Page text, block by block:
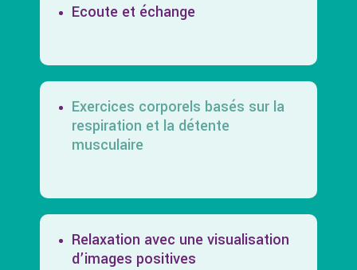
Ecoute et échange
Exercices corporels basés sur la
respiration et la détente
musculaire
Relaxation avec une visualisation
d’images positives